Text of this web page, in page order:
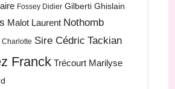
Fossey Didier Gilberti Ghislain
Malot Laurent Nothomb
Charlotte Sire Cédric Tackian
Franck Trécourt Marilyse